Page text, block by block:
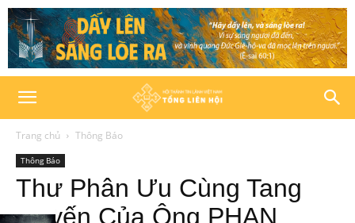
Trang chủ Thông Báo
Thông Báo
Thư Phân Ưu Cùng Tang
Quyến Của Ông PHAN